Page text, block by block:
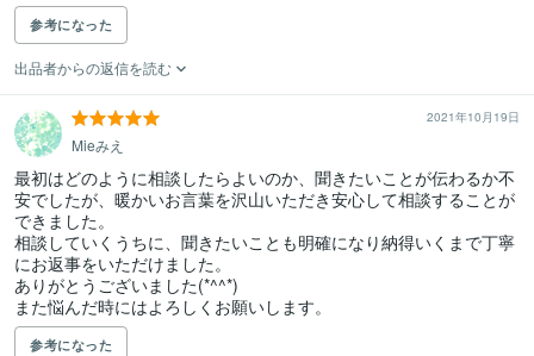
参考になった
出品者からの返信を読む
2021年10月19日
Mieみえ
最初はどのように相談したらよいのか、聞きたいことが伝わるか不
安でしたが、暖かいお言葉を沢山いただき安心して相談することが
できました。
相談していくうちに、聞きたいことも明確になり納得いくまで丁寧
にお返事をいただけました。
ありがとうございました(*^^*)
また悩んだ時にはよろしくお願いします。
参考になった